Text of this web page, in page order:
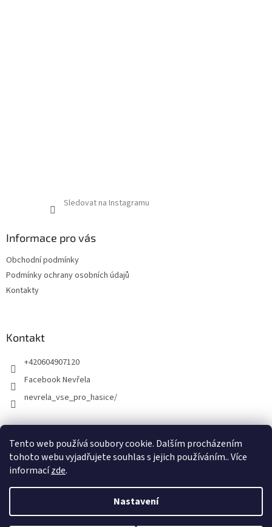
Tento web používá soubory cookie. Dalším procházením
tohoto webu vyjadřujete souhlas s jejich používáním.. Více
informacízde.
Nastavení
Sledovat na Instagramu
Informace pro vás
Obchodní podmínky
Podmínky ochrany osobních údajů
Kontakty
Kontakt
+420604907120
Facebook Nevřela
nevrela_vse_pro_hasice/
Vytvořil Shoptet